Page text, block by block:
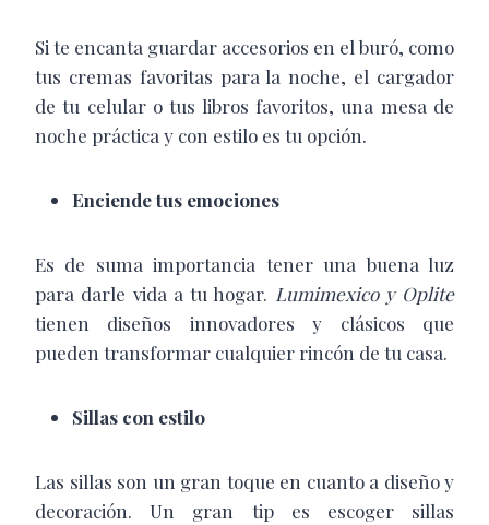
Si te encanta guardar accesorios en el buró, como
tus cremas favoritas para la noche, el cargador
de tu celular o tus libros favoritos, una mesa de
noche práctica y con estilo es tu opción.
Enciende tus emociones
Es de suma importancia tener una buena luz
para darle vida a tu hogar. Lumimexico y Oplite
tienen diseños innovadores y clásicos que
pueden transformar cualquier rincón de tu casa.
Sillas con estilo
Las sillas son un gran toque en cuanto a diseño y
decoración. Un gran tip es escoger sillas